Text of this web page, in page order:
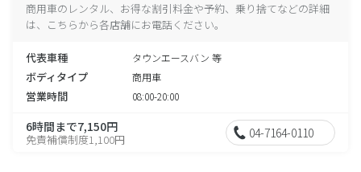
商用車のレンタル、お得な割引料金や予約、乗り捨てなどの詳細
は、こちらから各店舗にお電話ください。
代表車種 タウンエースバン 等
ボディタイプ 商用車
営業時間 08:00-20:00
6時間まで7,150円
免責補償制度1,100円 04-7164-0110